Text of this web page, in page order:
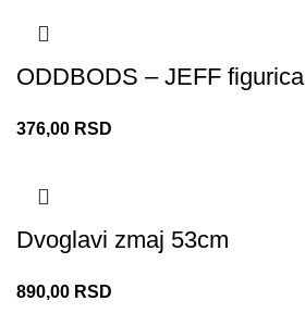
ODDBODS – JEFF figurica
376,00 RSD
Dvoglavi zmaj 53cm
890,00 RSD